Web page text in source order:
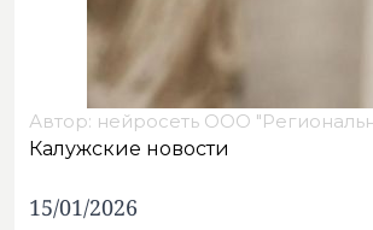
Автор: нейросеть ООО
Калужские новости
15/01/2026